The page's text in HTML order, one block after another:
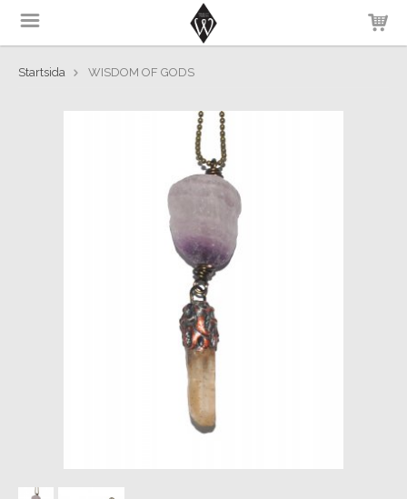
Startsida WISDOM OF GODS